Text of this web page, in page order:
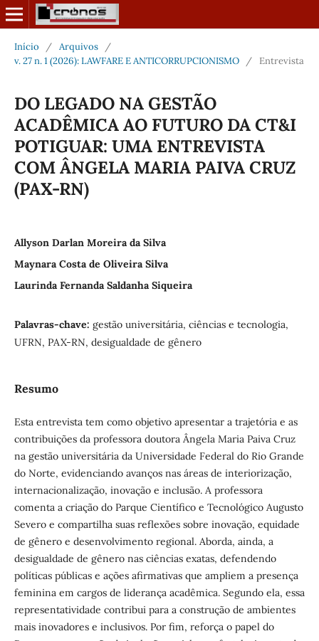
Início / Arquivos
/
v. 27 n. 1 (2026): LAWFARE E ANTICORRUPCIONISMO
/ Entrevista
DO LEGADO NA GESTÃO
ACADÊMICA AO FUTURO DA CT&I
POTIGUAR: UMA ENTREVISTA
COM ÂNGELA MARIA PAIVA CRUZ
(PAX-RN)
Allyson Darlan Moreira da Silva
Maynara Costa de Oliveira Silva
Laurinda Fernanda Saldanha Siqueira
Palavras-chave: gestão universitária, ciências e tecnologia,
UFRN, PAX-RN, desigualdade de gênero
Resumo
Esta entrevista tem como objetivo apresentar a trajetória e as
contribuições da professora doutora Ângela Maria Paiva Cruz
na gestão universitária da Universidade Federal do Rio Grande
do Norte, evidenciando avanços nas áreas de interiorização,
internacionalização, inovação e inclusão. A professora
comenta a criação do Parque Científico e Tecnológico Augusto
Severo e compartilha suas reflexões sobre inovação, equidade
de gênero e desenvolvimento regional. Aborda, ainda, a
desigualdade de gênero nas ciências exatas, defendendo
políticas públicas e ações afirmativas que ampliem a presença
feminina em cargos de liderança acadêmica. Segundo ela, essa
representatividade contribui para a construção de ambientes
mais inovadores e inclusivos. Por fim, reforça o papel do